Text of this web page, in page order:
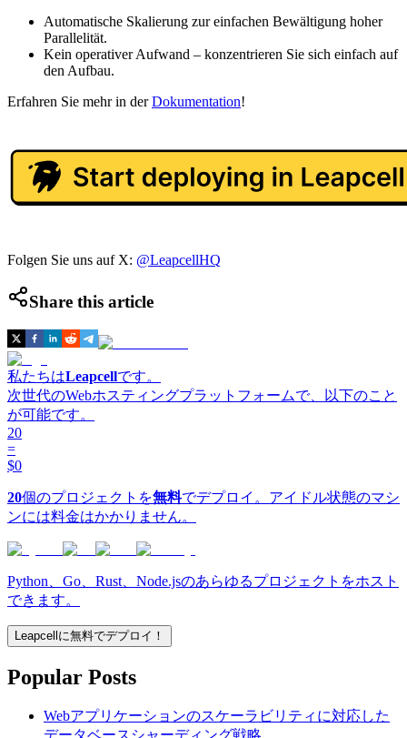
Automatische Skalierung zur einfachen Bewältigung hoher
Parallelität.
Kein operativer Aufwand – konzentrieren Sie sich einfach auf
den Aufbau.
Erfahren Sie mehr in derDokumentation!
Folgen Sie uns auf X: @LeapcellHQ
Share this article
私たちはLeapcellです。
次世代のWebホスティングプラットフォームで、以下のこと
が可能です。
20
=
$0
20個のプロジェクトを無料でデプロイ。アイドル状態のマシ
ンには料金はかかりません。
Python、Go、Rust、Node.jsのあらゆるプロジェクトをホスト
できます。
Leapcellに無料でデプロイ！
Popular Posts
Webアプリケーションのスケーラビリティに対応した